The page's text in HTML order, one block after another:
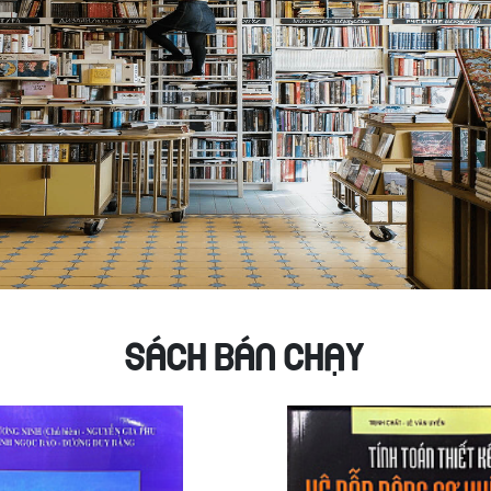
SÁCH BÁN CHẠY